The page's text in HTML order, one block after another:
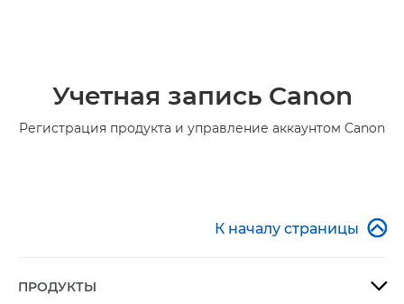
Учетная запись Canon
Регистрация продукта и управление аккаунтом Canon
К началу страницы 
ПРОДУКТЫ 